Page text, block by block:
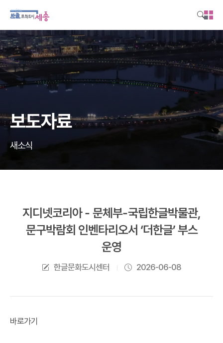
보도자료
새소식
지디넷코리아 - 문체부-국립한글박물관,
문구박람회 인벤타리오서 ‘더한글’ 부스
운영
한글문화도시센터 2026-06-08
바로가기